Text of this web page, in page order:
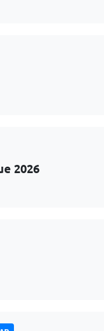
2026